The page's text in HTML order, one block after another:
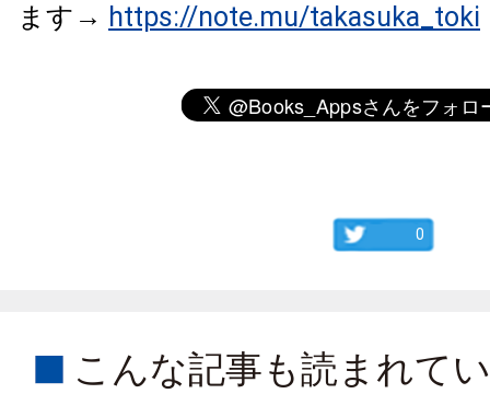
ます→ https://note.mu/takasuka_toki
0
こんな記事も読まれて